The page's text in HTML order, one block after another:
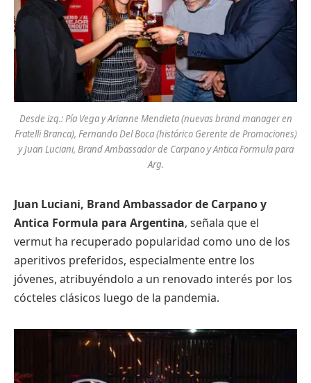
Desde izq.: Pía Vega y Arianne Mendieta (nuevas brand manager en
Fratelli Branca), Fernando Del Boca (histórico Gerente de Promociones)
y Juan Luciani, Brand Ambassador de Carpano y Antica Formula para
Arg.
Juan Luciani, Brand Ambassador de Carpano y
Antica Formula para Argentina, señala que el
vermut ha recuperado popularidad como uno de los
aperitivos preferidos, especialmente entre los
jóvenes, atribuyéndolo a un renovado interés por los
cócteles clásicos luego de la pandemia.